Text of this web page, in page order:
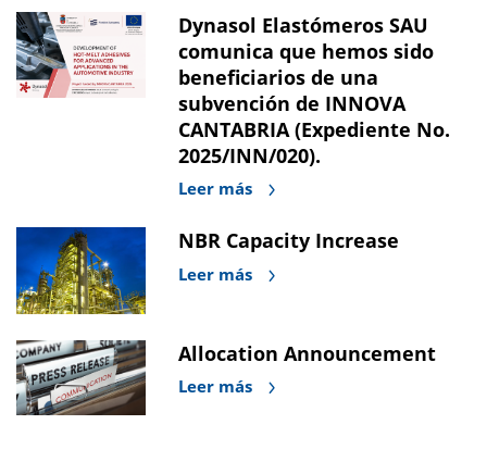
Dynasol Elastómeros SAU
comunica que hemos sido
beneficiarios de una
subvención de INNOVA
CANTABRIA (Expediente No.
2025/INN/020).
Leer más
NBR Capacity Increase
Leer más
Allocation Announcement
Leer más